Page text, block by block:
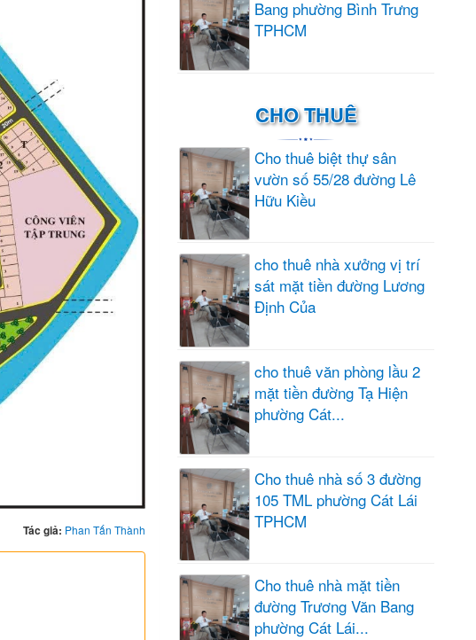
Tác giả: Phan Tấn Thành
Bang phường Bình Trưng
TPHCM
CHO THUÊ
Cho thuê biệt thự sân
vườn số 55/28 đường Lê
Hữu Kiều
cho thuê nhà xưởng vị trí
sát mặt tiền đường Lương
Định Của
cho thuê văn phòng lầu 2
mặt tiền đường Tạ Hiện
phường Cát...
Cho thuê nhà số 3 đường
105 TML phường Cát Lái
TPHCM
Cho thuê nhà mặt tiền
đường Trương Văn Bang
phường Cát Lái...